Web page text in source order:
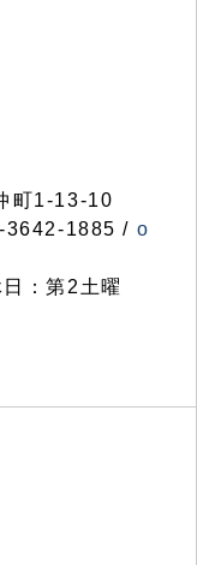
町1-13-10
3642-1885 / o
：第2土曜